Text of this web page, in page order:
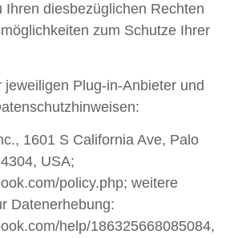
Ihren diesbezüglichen Rechten
zum Schutze Ihrer
jeweiligen Plug-in-Anbieter und
1601 S California Ave, Palo
USA;
policy.php; weitere
Datenerhebung:
help/186325668085084,